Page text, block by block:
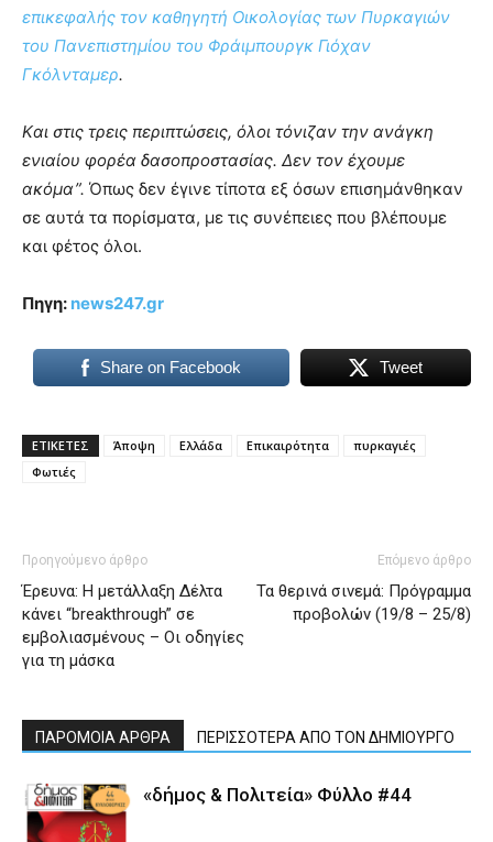
επικεφαλής τον καθηγητή Οικολογίας των Πυρκαγιών
του Πανεπιστημίου του Φράιμπουργκ Γιόχαν
Γκόλνταμερ.
Kαι στις τρεις περιπτώσεις, όλοι τόνιζαν την ανάγκη
ενιαίου φορέα δασοπροστασίας. Δεν τον έχουμε
ακόμα”. Όπως δεν έγινε τίποτα εξ όσων επισημάνθηκαν
σε αυτά τα πορίσματα, με τις συνέπειες που βλέπουμε
και φέτος όλοι.
Πηγη: news247.gr
Share on Facebook Tweet
ΕΤΙΚΕΤΕΣ Άποψη Ελλάδα Επικαιρότητα
πυρκαγιές
Φωτιές
Προηγούμενο άρθρο
Έρευνα: Η μετάλλαξη Δέλτα
κάνει “breakthrough” σε
εμβολιασμένους – Οι οδηγίες
για τη μάσκα
Επόμενο άρθρο
Τα θερινά σινεμά: Πρόγραμμα
προβολών (19/8 – 25/8)
ΠΑΡΟΜΟΙΑ ΑΡΘΡΑ ΠΕΡΙΣΣΟΤΕΡΑ ΑΠΟ ΤΟΝ ΔΗΜΙΟΥΡΓΟ
«δήμος & Πολιτεία» Φύλλο #44